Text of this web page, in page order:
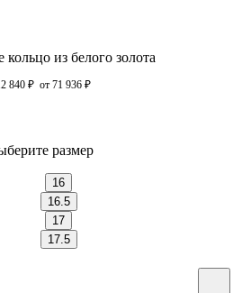
кольцо из белого золота
840 ₽ от 71 936 ₽
размер
16
16.5
17
17.5